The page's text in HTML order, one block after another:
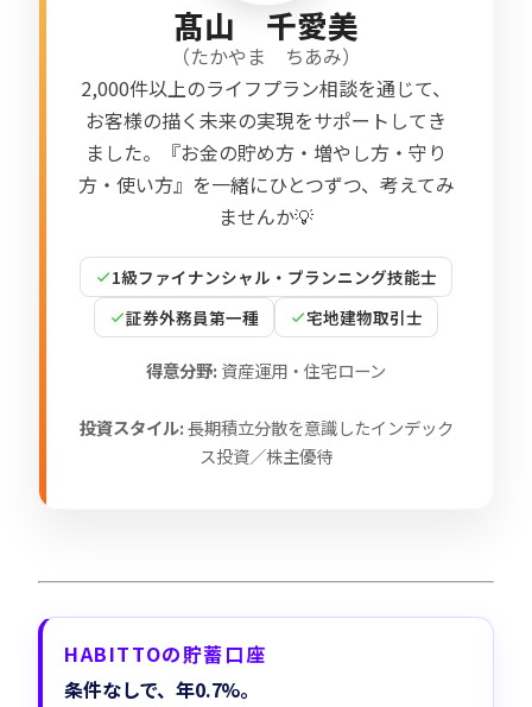
髙山 千愛美
（たかやま ちあみ）
2,000件以上のライフプラン相談を通じて、
お客様の描く未来の実現をサポートしてき
ました。『お金の貯め方・増やし方・守り
方・使い方』を一緒にひとつずつ、考えてみ
ませんか💡
1級ファイナンシャル・プランニング技能士
証券外務員第一種
宅地建物取引士
得意分野: 資産運用・住宅ローン
投資スタイル:長期積立分散を意識したインデック
ス投資／株主優待
HABITTOの貯蓄口座
条件なしで、年0.7%。